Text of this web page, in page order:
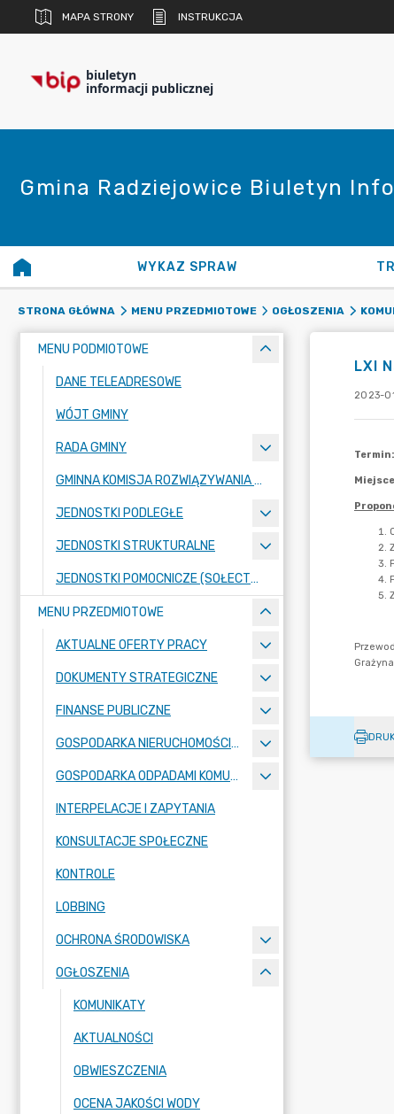
MAPA STRONY INSTRUKCJA
biuletyn
informacji publicznej
Gmina Radziejowice Biuletyn
WYKAZ SPRAW
STRONA GŁÓWNA MENU PRZEDMIOTOWE OGŁOSZENIA
MENU PODMIOTOWE
DANE TELEADRESOWE
WÓJT GMINY
RADA GMINY
GMINNA KOMISJA ROZWIĄZYWANIA PROBLEMÓW ALKOHOLOWYCH
JEDNOSTKI PODLEGŁE
JEDNOSTKI STRUKTURALNE
JEDNOSTKI POMOCNICZE (SOŁECTWA)
MENU PRZEDMIOTOWE
AKTUALNE OFERTY PRACY
DOKUMENTY STRATEGICZNE
FINANSE PUBLICZNE
GOSPODARKA NIERUCHOMOŚCIAMI
GOSPODARKA ODPADAMI KOMUNALNYMI
INTERPELACJE I ZAPYTANIA
KONSULTACJE SPOŁECZNE
KONTROLE
LOBBING
OCHRONA ŚRODOWISKA
OGŁOSZENIA
KOMUNIKATY
AKTUALNOŚCI
OBWIESZCZENIA
OCENA JAKOŚCI WODY
LXI
2023-